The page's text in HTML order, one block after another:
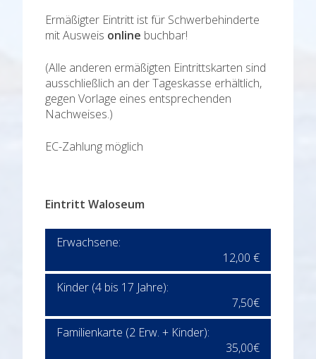
Ermäßigter Eintritt ist für Schwerbehinderte
mit Ausweis online buchbar!
(Alle anderen ermäßigten Eintrittskarten sind
ausschließlich an der Tageskasse erhältlich,
gegen Vorlage eines entsprechenden
Nachweises.)
EC-Zahlung möglich
Eintritt Waloseum
Erwachsene:
12,00 €
Kinder (4 bis 17 Jahre):
7,50€
Familienkarte (2 Erw. + Kinder):
35,00€